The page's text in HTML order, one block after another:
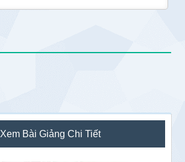
Xem Bài Giảng Chi Tiết